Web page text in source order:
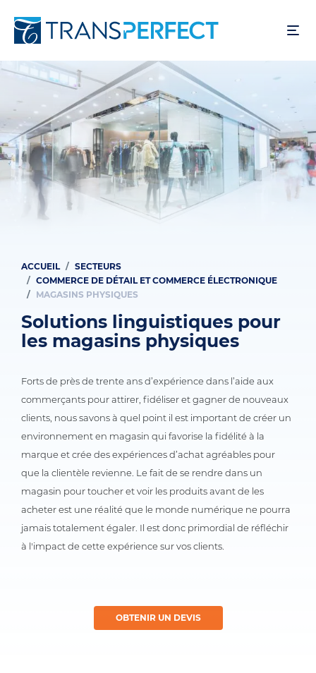
au
principal
Fil
d'Ariane
ACCUEIL
SECTEURS
COMMERCE DE DÉTAIL ET COMMERCE ÉLECTRONIQUE
MAGASINS PHYSIQUES
Solutions linguistiques pour
les magasins physiques
Forts de près de trente ans d’expérience dans l’aide aux
commerçants pour attirer, fidéliser et gagner de nouveaux
clients, nous savons à quel point il est important de créer un
environnement en magasin qui favorise la fidélité à la
marque et crée des expériences d’achat agréables pour
que la clientèle revienne. Le fait de se rendre dans un
magasin pour toucher et voir les produits avant de les
acheter est une réalité que le monde numérique ne pourra
jamais totalement égaler. Il est donc primordial de réfléchir
à l'impact de cette expérience sur vos clients.
OBTENIR UN DEVIS